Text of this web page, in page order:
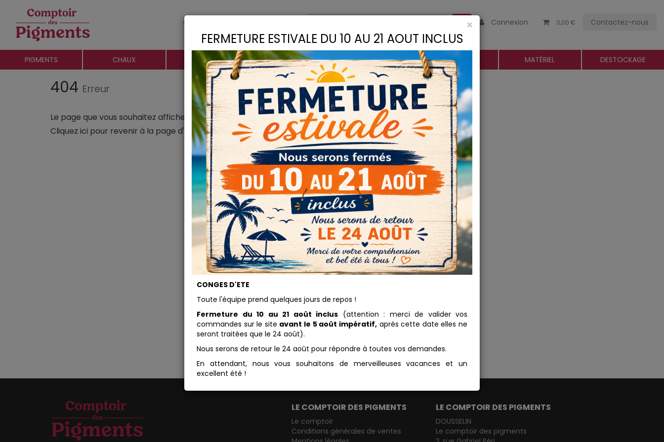
Connexion 0,00 € Contactez-nous
PIGMENTS CHAUX CHARGES LIANTS COLLES DROGUERIE MATÉRIEL DESTOCKAGE
404 Erreur
Le page que vous souhaitez afficher n'existe plus.
Cliquez ici pour revenir à la page d'accueil.
LE COMPTOIR DES PIGMENTS
Le comptoir
Conditions générales de ventes
LE COMPTOIR DES PIGMENTS
DOUSSELIN
Le comptoir des pigments
×
FERMETURE ESTIVALE DU 10 AU 21 AOUT INCLUS
CONGES D'ETE
Toute l'équipe prend quelques jours de repos !
Fermeture du 10 au 21 août inclus (attention : merci de valider vos
commandes sur le site avant le 5 août impératif,après cette date elles ne
seront traitées que le 24 août).
Nous serons de retour le 24 août pour répondre à toutes vos demandes.
En attendant, nous vous souhaitons de merveilleuses vacances et un
excellent été !